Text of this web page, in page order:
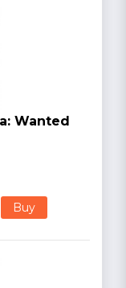
Wanted
Buy